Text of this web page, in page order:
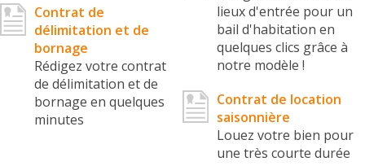
Contrat de
délimitation et de
bornage
Rédigez votre contrat
de délimitation et de
bornage en quelques
minutes
lieux d'entrée pour un
bail d'habitation en
quelques clics grâce à
notre modèle !
Contrat de location
saisonnière
Louez votre bien pour
une très courte durée